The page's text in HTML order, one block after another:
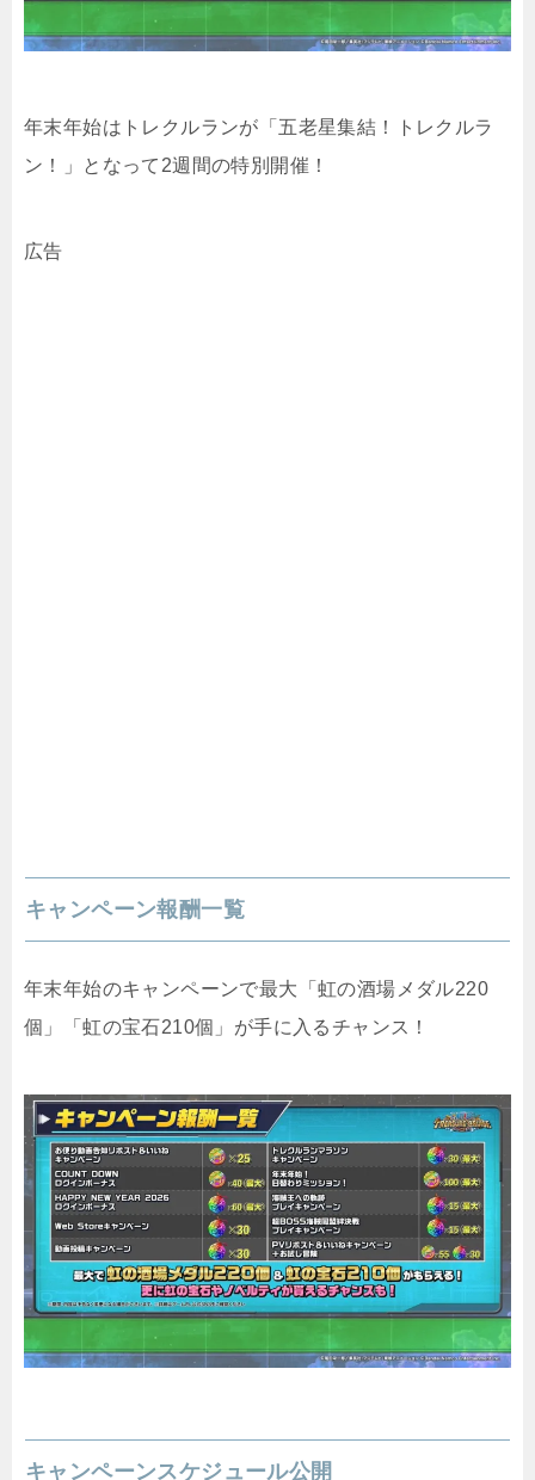
年末年始はトレクルランが「五老星集結！トレクルラ
ン！」となって2週間の特別開催！
広告
キャンペーン報酬一覧
年末年始のキャンペーンで最大「虹の酒場メダル220
個」「虹の宝石210個」が手に入るチャンス！
キャンペーンスケジュール公開